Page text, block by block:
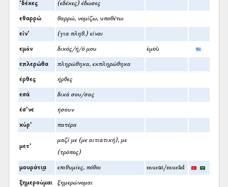
’δέκες (εδέκες) έδωσες
εθαρρώ θαρρώ, νομίζω, υποθέτω
είν’ (για πληθ.) είναι
εμόν δικός/ή/ό μου ἐμοῦ
επλερώθα πληρώθηκα, εκπληρώθηκα
έρθες ήρθες
εσά δικά σου/σας
έσ’νε ήσουν
κύρ’ πατέρα
μετ’
μαζί με (με αιτιατική), με
(τρόπος)
μουράτι͜α επιθυμίες, πόθοι murat/murād
ξημερούμαι ξημερώνομαι